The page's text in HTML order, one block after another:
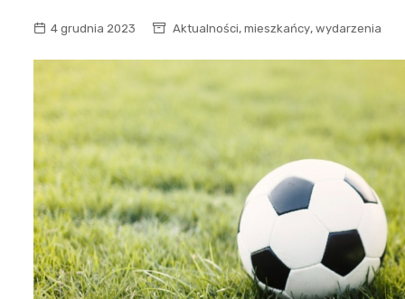
4 grudnia 2023 Aktualności, mieszkańcy, wydarzenia